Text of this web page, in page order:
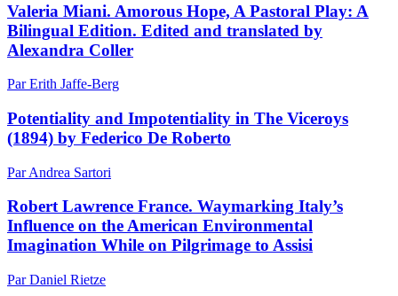
Valeria Miani. Amorous Hope, A Pastoral Play: A
Bilingual Edition. Edited and translated by
Alexandra Coller
Par Erith Jaffe-Berg
Potentiality and Impotentiality in The Viceroys
(1894) by Federico De Roberto
Par Andrea Sartori
Robert Lawrence France. Waymarking Italy’s
Influence on the American Environmental
Imagination While on Pilgrimage to Assisi
Par Daniel Rietze